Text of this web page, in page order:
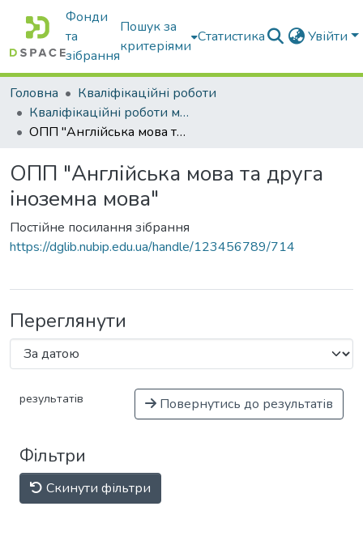
Фонди
та
зібрання
Пошук за
критеріями
Статистика Увійти
Головна
Кваліфікаційні роботи
Кваліфікаційні роботи магістрів
ОПП "Англійська мова та друга іноземна мова"
ОПП "Англійська мова та друга
іноземна мова"
Постійне посилання зібрання
https://dglib.nubip.edu.ua/handle/123456789/714
Переглянути
результатів Повернутись до результатів
Фільтри
Скинути фільтри